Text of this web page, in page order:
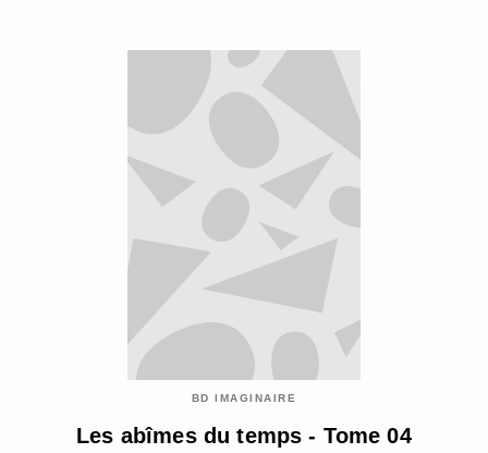
BD IMAGINAIRE
Les abîmes du temps - Tome 04